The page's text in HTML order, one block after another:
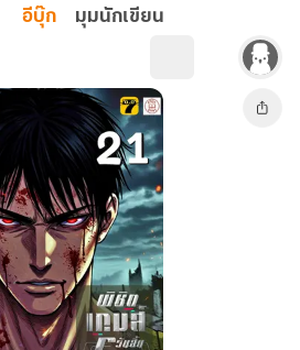
อีบุ๊ก มุมนักเขียน